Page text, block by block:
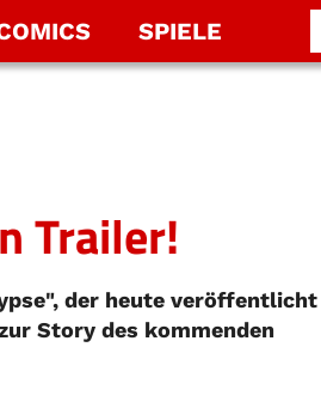
SPIELE
Trailer!
der heute veröffentlicht
Story des kommenden